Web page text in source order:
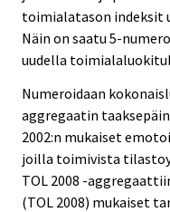
toimialatason indeksit
Näin on saatu 5-
uudella
Numeroidaan
aggregaatin
2002:n mukaiset
joilla toimivista
TOL 2008 -
(TOL 2008) mukaiset